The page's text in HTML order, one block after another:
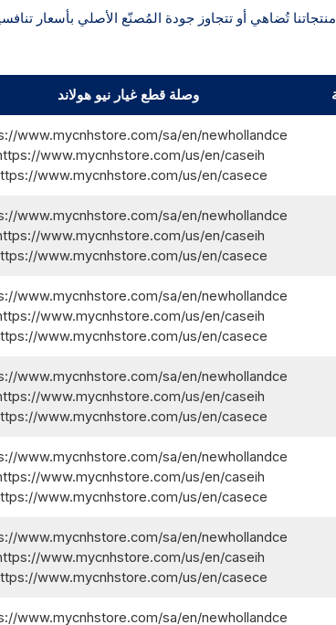
تُضاهي أو تتجاوز جودة المُصنّع الأصلي بأسعار
وصلة قطع غيار نيو هولاند
www.mycnhstore.com/sa/en/newhollandce/
www.mycnhstore.com/us/en/caseih/
www.mycnhstore.com/us/en/casece/
www.mycnhstore.com/sa/en/newhollandce/
www.mycnhstore.com/us/en/caseih/
www.mycnhstore.com/us/en/casece/
www.mycnhstore.com/sa/en/newhollandce/
www.mycnhstore.com/us/en/caseih/
www.mycnhstore.com/us/en/casece/
www.mycnhstore.com/sa/en/newhollandce/
www.mycnhstore.com/us/en/caseih/
www.mycnhstore.com/us/en/casece/
www.mycnhstore.com/sa/en/newhollandce/
www.mycnhstore.com/us/en/caseih/
www.mycnhstore.com/us/en/casece/
www.mycnhstore.com/sa/en/newhollandce/
www.mycnhstore.com/us/en/caseih/
www.mycnhstore.com/us/en/casece/
www.mycnhstore.com/sa/en/newhollandce/